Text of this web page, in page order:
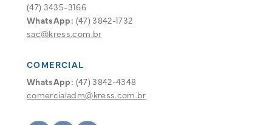
(47) 3435-3166
WhatsApp: (47) 3842-1732
sac@kress.com.br
COMERCIAL
WhatsApp: (47) 3842-4348
comercialadm@kress.com.br